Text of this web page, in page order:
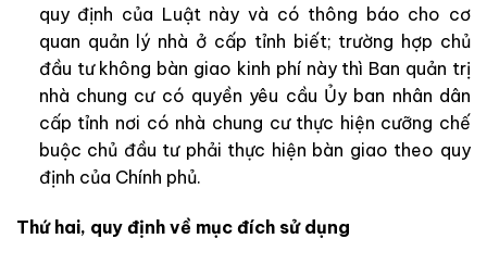
quy định của Luật này và có thông báo cho cơ
quan quản lý nhà ở cấp tỉnh biết; trường hợp chủ
đầu tư không bàn giao kinh phí này thì Ban quản trị
nhà chung cư có quyền yêu cầu Ủy ban nhân dân
cấp tỉnh nơi có nhà chung cư thực hiện cưỡng chế
buộc chủ đầu tư phải thực hiện bàn giao theo quy
định của Chính phủ.
Thứ hai, quy định về mục đích sử dụng